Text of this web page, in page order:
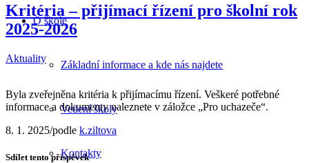
O škole
Základní informace a kde nás najdete
Vedení školy
Kontakty
Kritéria – přijímací řízení pro školní rok
2025-2026
Aktuality
Byla zveřejněna kritéria k přijímacímu řízení. Veškeré potřebné
informace a dokumenty naleznete v záložce „Pro uchazeče“.
8. 1. 2025/podle k.ziltova
Sdílet tento příspěvek